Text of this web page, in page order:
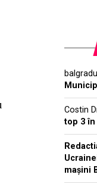
balgradu
Costin
top 3
mașini